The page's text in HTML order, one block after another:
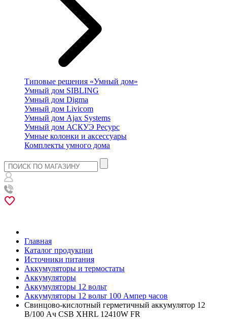
Типовые решения «Умный дом»
Умный дом SIBLING
Умный дом Digma
Умный дом Livicom
Умный дом Ajax Systems
Умный дом АСКУЭ Ресурс
Умные колонки и аксессуары
Комплекты умного дома
Главная
Каталог продукции
Источники питания
Аккумуляторы и термостаты
Аккумуляторы
Аккумуляторы 12 вольт
Аккумуляторы 12 вольт 100 Ампер часов
Свинцово-кислотный герметичный аккумулятор 12
В/100 Ач CSB XHRL 12410W FR